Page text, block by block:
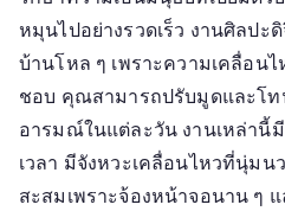
หมุนไปอย่างรวดเร็ว งานศิลป
บ้านโหล ๆ เพราะความเคลื่อน
ชอบ คุณสามารถปรับมูดและโท
อารมณ์ในแต่ละวัน งานเหล่านี้
เวลา มีจังหวะเคลื่อนไหวที่นุ่มน
สะสมเพราะจ้องหน้าจอนาน ๆ